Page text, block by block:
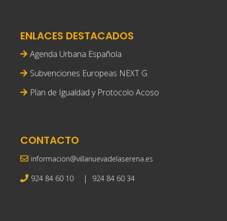
ENLACES DESTACADOS
Agenda Urbana Española
Subvenciones Europeas NEXT G
Plan de Igualdad y Protocolo Acoso
CONTACTO
informacion@villanuevadelaserena.es
924 84 60 10 | 924 84 60 34